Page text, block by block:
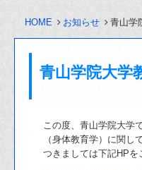
入会・各種手続
学会大会・研究会
HOME お知らせ 青山学
青山学院大学
この度、青山学院大学
（身体教育学）に関し
つきましては下記HPを